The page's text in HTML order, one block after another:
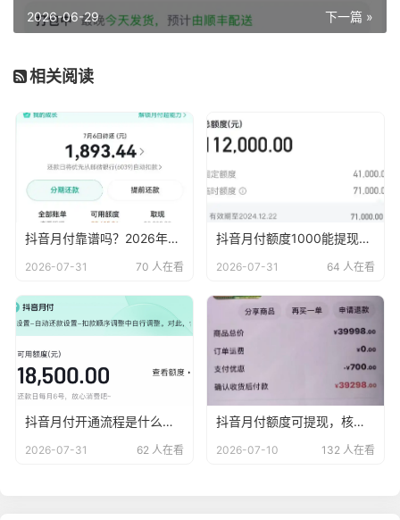
下一篇 »
2026-06-29
相关阅读
抖音月付靠谱吗？2026年最新抖音月付使用秘籍
2026-07-31 70 人在看
抖音月付额度1000能提现吗？2026年正确使用方式
2026-07-31 64 人在看
抖音月付开通流程是什么？2026年抖音月付怎么用
2026-07-31 62 人在看
抖音月付额度可提现，核销回款便捷无忧！
2026-07-10 132 人在看